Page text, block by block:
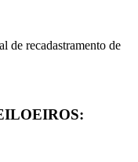
de recadastramento de